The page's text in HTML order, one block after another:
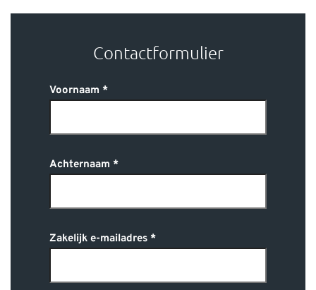
Contactformulier
Voornaam
Achternaam
Zakelijk e-mailadres